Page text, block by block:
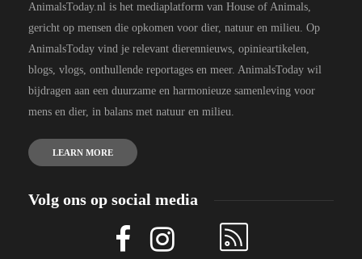
AnimalsToday.nl is het mediaplatform van House of Animals,
gericht op mensen die opkomen voor dier, natuur en milieu. Op
AnimalsToday vind je relevant dierennieuws, opinieartikelen,
blogs, vlogs, onthullende reportages en meer. AnimalsToday wil
bijdragen aan een duurzame en harmonieuze samenleving voor
mens en dier, in balans met natuur en milieu.
LEARN MORE
Volg ons op social media